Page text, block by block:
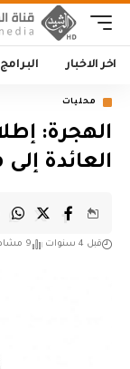
اخر الاخبار البرامج
محليات
الهجرة:
العائدة
قبل 4 سنوات 9 مشاهدات